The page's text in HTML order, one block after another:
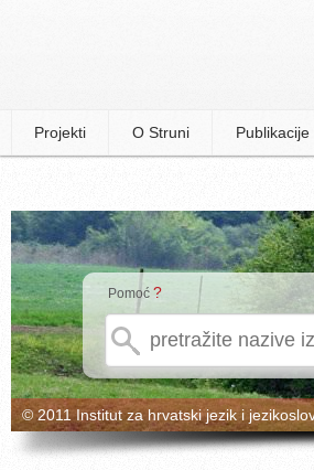
Projekti O Struni Publikacije
Pomoć ?
© 2011 Institut za hrvatski jezik i